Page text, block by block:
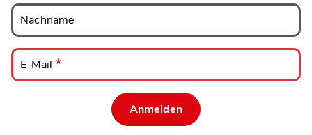
Nachname
Nachname
E-
Mail
E-Mail